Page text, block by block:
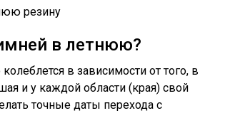
в летнюю?
в зависимости от того, в
и у каждой области (края) свой
точные даты перехода с